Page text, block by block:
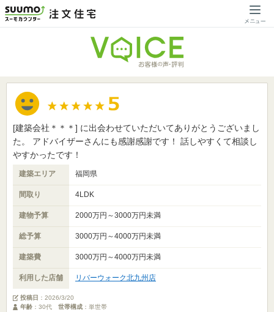
[建築会社＊＊＊] に出会わせていただいてありがとうございまし
た。 アドバイザーさんにも感謝感謝です！ 話しやすくて相談し
やすかったです！
建築エリア 福岡県
間取り 4LDK
建物予算 2000万円～3000万円未満
総予算 3000万円～4000万円未満
建築費 3000万円～4000万円未満
利用した店舗 リバーウォーク北九州店
投稿日 ： 2026/3/20
年齢 ：30代 世帯構成 ：単世帯